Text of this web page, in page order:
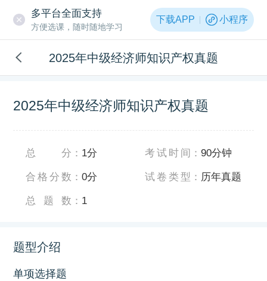
多平台全面支持
方便选课，随时随地学习
下载APP 小程序
2025年中级经济师知识产权真题
2025年中级经济师知识产权真题
总分 ： 1分
合格分数 ：0分
总题数 ： 1
考试时间 ：90分钟
试卷类型 ： 历年真题
题型介绍
单项选择题